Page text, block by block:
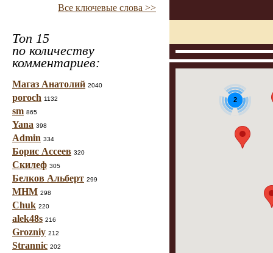
Все ключевые слова >>
Топ 15
по количеству
комментариев:
Магаз Анатолий 2040
poroch 1132
sm 865
Yana 398
Admin 334
Борис Ассеев 320
Скилеф 305
Белков Альберт 299
МНМ 298
Chuk 220
alek48s 216
Grozniy 212
Strannic 202
2